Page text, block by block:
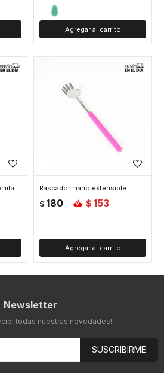
Cepillo peine de pelo y gomita - Celeste Rascador mano extensible
$ 180 $ 153
Newsletter
todas nuestras novedades!
SUSCRIBIRME